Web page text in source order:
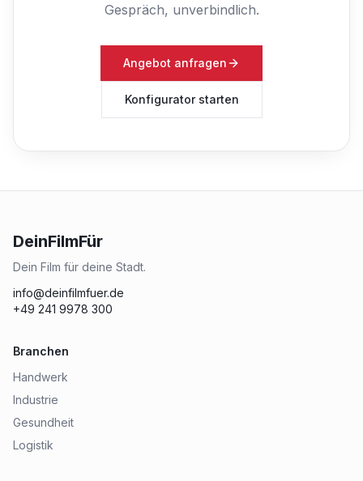
Gespräch, unverbindlich.
Angebot anfragen
Konfigurator starten
DeinFilmFür
Dein Film für deine Stadt.
info@deinfilmfuer.de
+49 241 9978 300
Branchen
Handwerk
Industrie
Gesundheit
Logistik